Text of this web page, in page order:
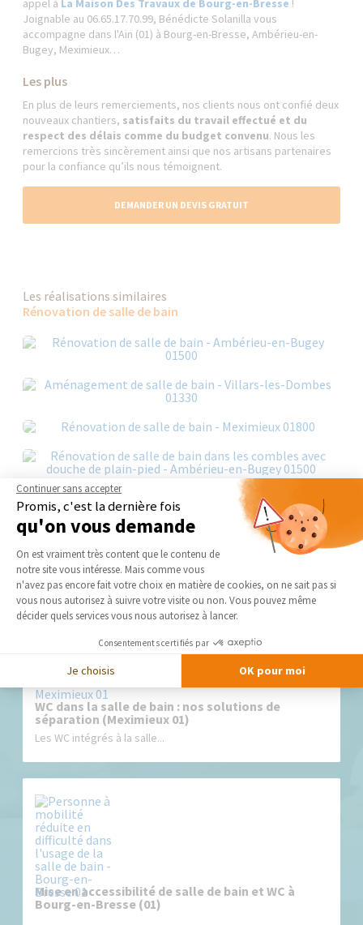
appel à La Maison Des Travaux de Bourg-en-Bresse !
Joignable au 06.65.17.70.99, Bénédicte Solanilla vous
accompagne dans l'Ain (01) à Bourg-en-Bresse, Ambérieu-en-
Bugey, Meximieux…
Les plus
En plus de leurs remerciements, nos clients nous ont confié deux
nouveaux chantiers, satisfaits du travail effectué et du
respect des délais comme du budget convenu. Nous les
remercions très sincèrement ainsi que nos artisans partenaires
pour la confiance qu’ils nous témoignent.
DEMANDER UN DEVIS GRATUIT
Les réalisations similaires
Rénovation de salle de bain
Nos derniers conseils et actus
WC dans la salle de bain : nos solutions de
séparation (Meximieux 01)
Les WC intégrés à la salle...
Mise en accessibilité de salle de bain et WC à
Bourg-en-Bresse (01)
Continuer sans accepter
Promis, c'est la dernière fois
qu'on vous demande
Plateforme de Gestion du
On est vraiment très content que le contenu de
notre site vous intéresse. Mais comme vous
n'avez pas encore fait votre choix en matière de cookies, on ne sait pas si
vous nous autorisez à suivre votre visite ou non. Vous pouvez même
décider quels services vous nous autorisez à lancer.
Consentements certifiés par
Je choisis OK pour moi
Axeptio consent